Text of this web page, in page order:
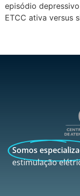
episódio
ETCC ativa versus
Somos
estimulação